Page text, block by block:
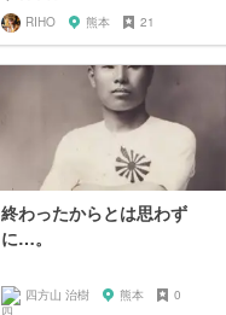
RIHO 熊本 21
終わったからとは思わず
に…。
四方山 治樹 熊本 0